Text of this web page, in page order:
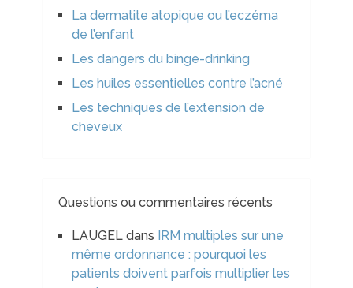
La dermatite atopique ou l’eczéma
de l’enfant
Les dangers du binge-drinking
Les huiles essentielles contre l’acné
Les techniques de l’extension de
cheveux
Questions ou commentaires récents
LAUGELdans
IRM multiples sur une
même ordonnance : pourquoi les
patients doivent parfois multiplier les